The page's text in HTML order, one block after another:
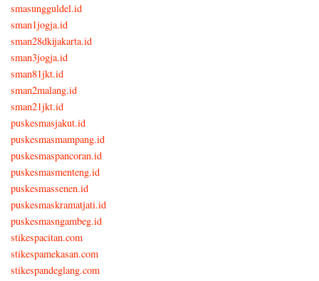
smasungguldel.id
sman1jogja.id
sman28dkijakarta.id
sman3jogja.id
sman81jkt.id
sman2malang.id
sman21jkt.id
puskesmasjakut.id
puskesmasmampang.id
puskesmaspancoran.id
puskesmasmenteng.id
puskesmassenen.id
puskesmaskramatjati.id
puskesmasngambeg.id
stikespacitan.com
stikespamekasan.com
stikespandeglang.com